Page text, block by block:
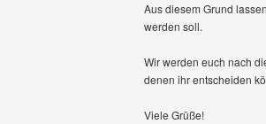
Aus diesem Grund
werden soll.
Wir werden euch nach
denen ihr entscheiden
Viele Grüße!